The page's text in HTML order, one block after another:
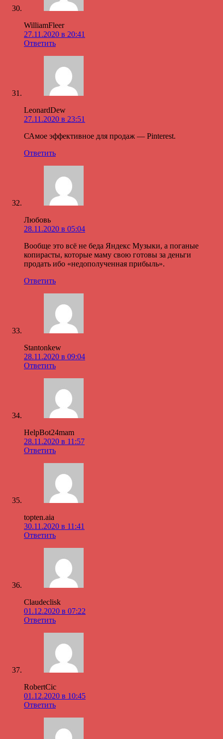
WilliamFleer
27.11.2020 в 20:41
Ответить
LeonardDew
27.11.2020 в 23:51
САмое эффективное для продаж — Pinterest.
Ответить
Любовь
28.11.2020 в 05:04
Вообще это всё не беда Яндекс Музыки, а поганые
копирасты, которые маму свою готовы за деньги
продать ибо «недополученная прибыль».
Ответить
Stantonkew
28.11.2020 в 09:04
Ответить
HelpBot24mam
28.11.2020 в 11:57
Ответить
topten.aia
30.11.2020 в 11:41
Ответить
Claudeclisk
01.12.2020 в 07:22
Ответить
RobertCic
01.12.2020 в 10:45
Ответить